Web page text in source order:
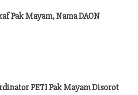
Pak Mayam, Nama DAON
PETI Pak Mayam Disorot